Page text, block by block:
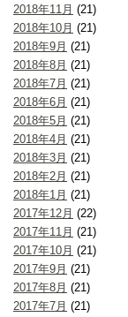
2018年11月 (21)
2018年10月 (21)
2018年9月 (21)
2018年8月 (21)
2018年7月 (21)
2018年6月 (21)
2018年5月 (21)
2018年4月 (21)
2018年3月 (21)
2018年2月 (21)
2018年1月 (21)
2017年12月 (22)
2017年11月 (21)
2017年10月 (21)
2017年9月 (21)
2017年8月 (21)
2017年7月 (21)